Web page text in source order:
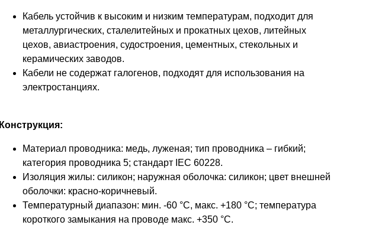
Кабель устойчив к высоким и низким температурам, подходит для
металлургических, сталелитейных и прокатных цехов, литейных
цехов, авиастроения, судостроения, цементных, стекольных и
керамических заводов.
Кабели не содержат галогенов, подходят для использования на
электростанциях.
Конструкция:
Материал проводника: медь, луженая; тип проводника – гибкий;
категория проводника 5; стандарт IEC 60228.
Изоляция жилы: силикон; наружная оболочка: силикон; цвет внешней
оболочки: красно-коричневый.
Температурный диапазон: мин. -60 °С, макс. +180 °С; температура
короткого замыкания на проводе макс. +350 °С.